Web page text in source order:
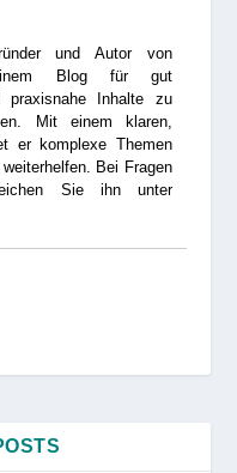
und Autor von
Blog für gut
praxisnahe Inhalte zu
Mit einem klaren,
er komplexe Themen
Bei Fragen
Sie ihn unter